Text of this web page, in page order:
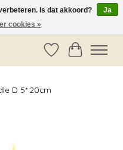
Verlanglijst
D 5* 20cm
Items
Is dat akkoord?
Ja
cookies »